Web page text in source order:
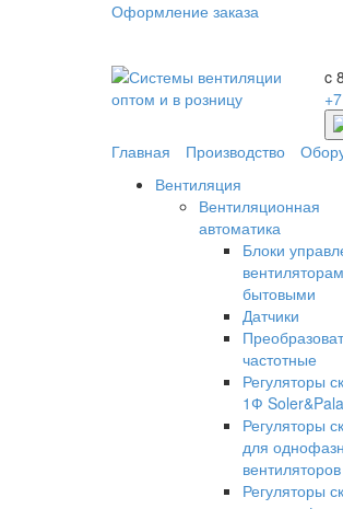
Оформление заказа
c
Главная
Производство
Вентиляция
Вентиляционная
автоматика
Блоки
бытовыми
Датчики
частотные
Регуляторы
1Ф
Регуляторы
для
вентиляторов
Регуляторы